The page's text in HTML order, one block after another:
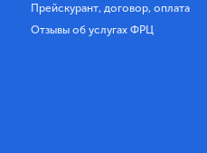
Прейскурант, договор, оплата
Отзывы об услугах ФРЦ